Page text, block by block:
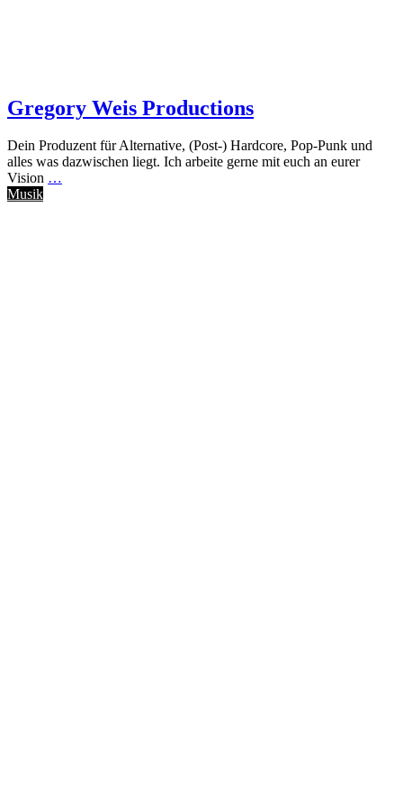
Gregory Weis Productions
Dein Produzent für Alternative, (Post-) Hardcore, Pop-Punk und
alles was dazwischen liegt. Ich arbeite gerne mit euch an eurer
Vision …
Musik